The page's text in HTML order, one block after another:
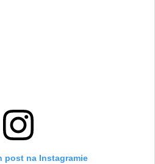
post na Instagramie